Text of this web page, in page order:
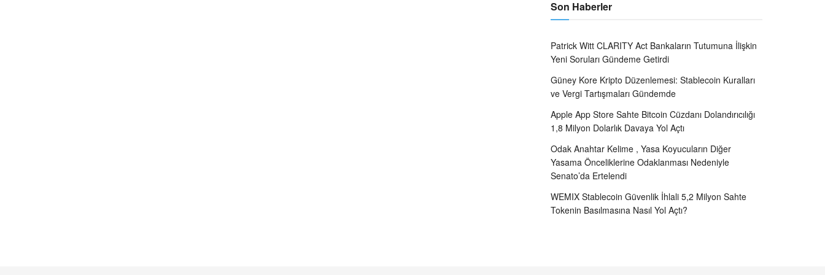
Son Haberler
Patrick Witt CLARITY Act Bankaların Tutumuna İlişkin
Yeni Soruları Gündeme Getirdi
Güney Kore Kripto Düzenlemesi: Stablecoin Kuralları
ve Vergi Tartışmaları Gündemde
Apple App Store Sahte Bitcoin Cüzdanı Dolandırıcılığı
1,8 Milyon Dolarlık Davaya Yol Açtı
Odak Anahtar Kelime , Yasa Koyucuların Diğer
Yasama Önceliklerine Odaklanması Nedeniyle
Senato’da Ertelendi
WEMIX Stablecoin Güvenlik İhlali 5,2 Milyon Sahte
Tokenin Basılmasına Nasıl Yol Açtı?